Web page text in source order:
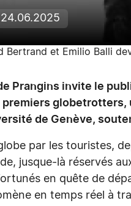
Bertrand et Emilio Balli
Prangins invite le
premiers
de Genève,
par les touristes,
jusque-là réservés
en quête de
en temps réel à